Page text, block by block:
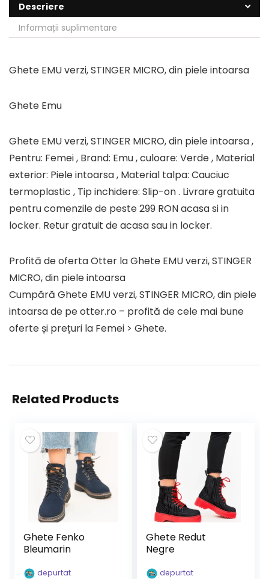
Descriere
Informații suplimentare
Ghete EMU verzi, STINGER MICRO, din piele intoarsa
Ghete Emu
Ghete EMU verzi, STINGER MICRO, din piele intoarsa ,
Pentru: Femei , Brand: Emu , culoare: Verde , Material
exterior: Piele intoarsa , Material talpa: Cauciuc
termoplastic , Tip inchidere: Slip-on . Livrare gratuita
pentru comenzile de peste 299 RON acasa si in
locker. Retur gratuit de acasa sau in locker.
Profită de oferta Otter la Ghete EMU verzi, STINGER
MICRO, din piele intoarsa
Cumpără Ghete EMU verzi, STINGER MICRO, din piele
intoarsa de pe otter.ro – profită de cele mai bune
oferte și prețuri la Femei > Ghete.
Related Products
Ghete Fenko
Bleumarin
depurtat
Ghete Redut
Negre
depurtat